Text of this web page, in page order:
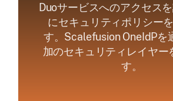
Duoサービスへのアクセス
にセキュリティポリシー
す。Scalefusion OneIdPを
加のセキュリティレイヤー
す。